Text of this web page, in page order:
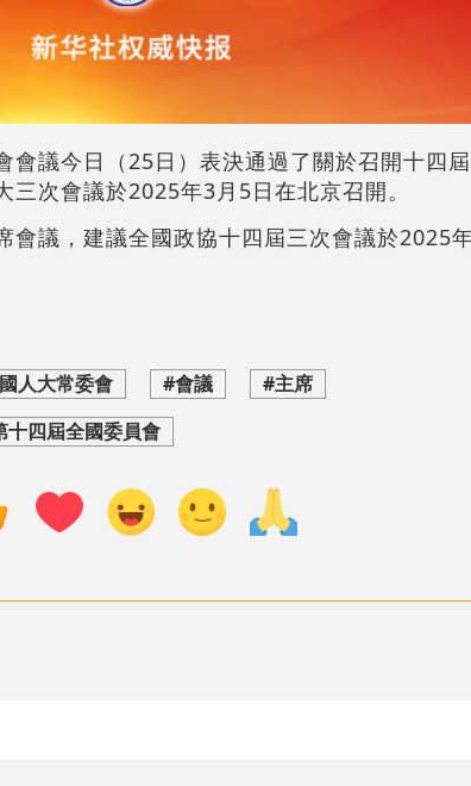
會議今日（25日）表決通過了關於召開十四
次會議於2025年3月5日在北京召開。
會議，建議全國政協十四屆三次會議於2025
人大常委會 #會議
#主席
十四屆全國委員會